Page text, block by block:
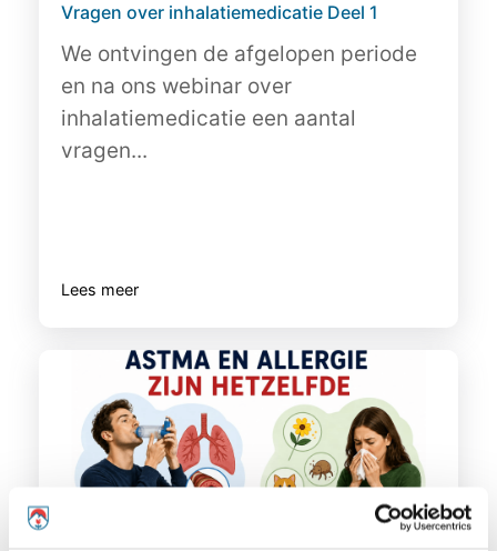
Vragen over inhalatiemedicatie Deel 1
We ontvingen de afgelopen periode
en na ons webinar over
inhalatiemedicatie een aantal
vragen...
Lees meer